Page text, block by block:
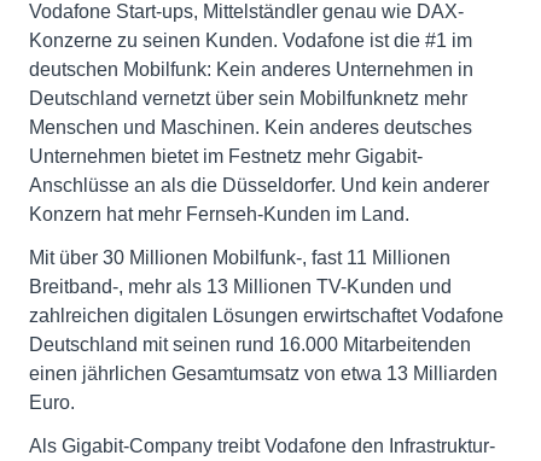
Vodafone Start-ups, Mittelständler genau wie DAX-
Konzerne zu seinen Kunden. Vodafone ist die #1 im
deutschen Mobilfunk: Kein anderes Unternehmen in
Deutschland vernetzt über sein Mobilfunknetz mehr
Menschen und Maschinen. Kein anderes deutsches
Unternehmen bietet im Festnetz mehr Gigabit-
Anschlüsse an als die Düsseldorfer. Und kein anderer
Konzern hat mehr Fernseh-Kunden im Land.
Mit über 30 Millionen Mobilfunk-, fast 11 Millionen
Breitband-, mehr als 13 Millionen TV-Kunden und
zahlreichen digitalen Lösungen erwirtschaftet Vodafone
Deutschland mit seinen rund 16.000 Mitarbeitenden
einen jährlichen Gesamtumsatz von etwa 13 Milliarden
Euro.
Als Gigabit-Company treibt Vodafone den Infrastruktur-